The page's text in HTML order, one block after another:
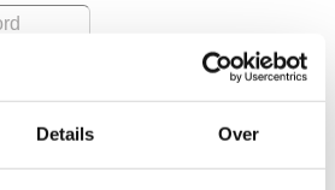
Details Over